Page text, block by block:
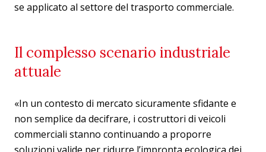
se applicato al settore del trasporto commerciale.
Il complesso scenario industriale
attuale
«In un contesto di mercato sicuramente sfidante e
non semplice da decifrare, i costruttori di veicoli
commerciali stanno continuando a proporre